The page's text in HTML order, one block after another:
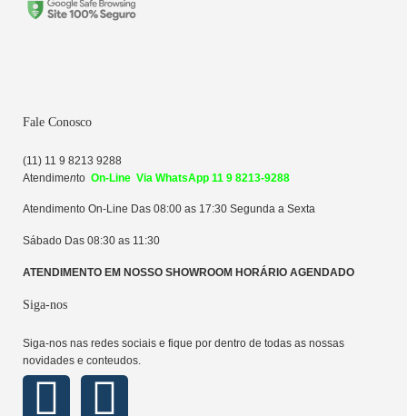
Fale Conosco
(11) 11 9 8213 9288
Atendimento On-Line Via WhatsApp 11 9 8213-9288
Atendimento On-Line Das 08:00 as 17:30 Segunda a Sexta
Sábado Das 08:30 as 11:30
ATENDIMENTO EM NOSSO SHOWROOM HORÁRIO AGENDADO
Siga-nos
Siga-nos nas redes sociais e fique por dentro de todas as nossas
novidades e conteudos.